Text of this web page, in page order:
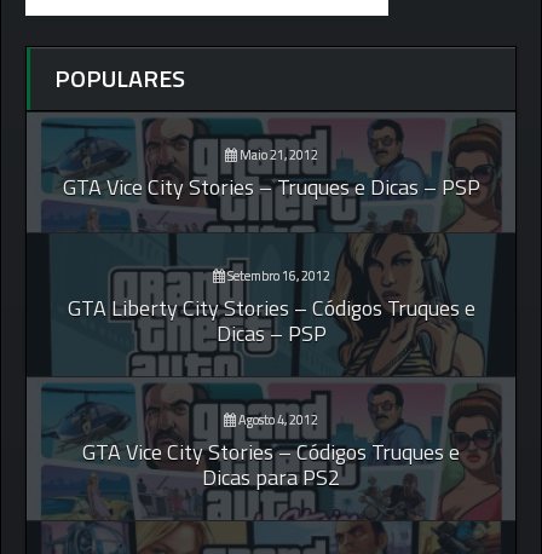
POPULARES
Maio 21, 2012
GTA Vice City Stories – Truques e Dicas – PSP
Setembro 16, 2012
GTA Liberty City Stories – Códigos Truques e
Dicas – PSP
Agosto 4, 2012
GTA Vice City Stories – Códigos Truques e
Dicas para PS2